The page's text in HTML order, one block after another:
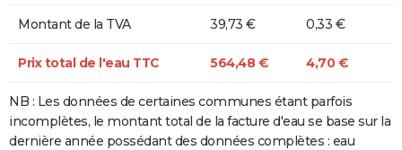
Montant de la TVA 39,73 € 0,33 €
Prix total de l'eau TTC 564,48 € 4,70 €
NB : Les données de certaines communes étant parfois
incomplètes, le montant total de la facture d'eau se base sur la
dernière année possédant des données complètes : eau